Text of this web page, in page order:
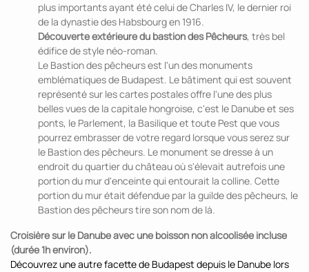
plus importants ayant été celui de Charles IV, le dernier roi
de la dynastie des Habsbourg en 1916.
Découverte extérieure du bastion des Pêcheurs, très bel
édifice de style néo-roman.
Le Bastion des pêcheurs est l'un des monuments
emblématiques de Budapest. Le bâtiment qui est souvent
représenté sur les cartes postales offre l'une des plus
belles vues de la capitale hongroise, c'est le Danube et ses
ponts, le Parlement, la Basilique et toute Pest que vous
pourrez embrasser de votre regard lorsque vous serez sur
le Bastion des pêcheurs. Le monument se dresse à un
endroit du quartier du château où s'élevait autrefois une
portion du mur d'enceinte qui entourait la colline. Cette
portion du mur était défendue par la guilde des pêcheurs, le
Bastion des pêcheurs tire son nom de là.
Croisière sur le Danube avec une boisson non alcoolisée incluse
(durée 1h environ).
Découvrez une autre facette de Budapest depuis le Danube lors